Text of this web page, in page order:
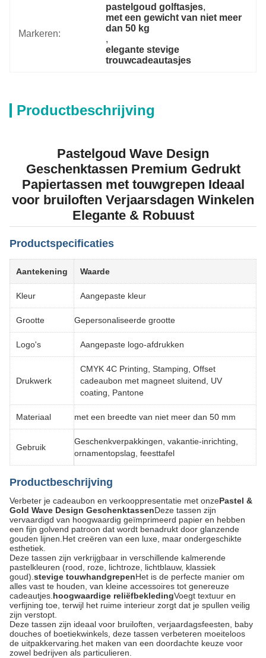
Markeren:
pastelgoud golftasjes,
met een gewicht van niet meer
dan 50 kg
,
elegante stevige
trouwcadeautasjes
Productbeschrijving
Pastelgoud Wave Design
Geschenktassen Premium Gedrukt
Papiertassen met touwgrepen Ideaal
voor bruiloften Verjaarsdagen Winkelen
Elegante & Robuust
Productspecificaties
Aantekening Waarde
Kleur Aangepaste kleur
Grootte Gepersonaliseerde grootte
Logo's Aangepaste logo-afdrukken
Drukwerk
CMYK 4C Printing, Stamping, Offset
cadeaubon met magneet sluitend, UV
coating, Pantone
Materiaal met een breedte van niet meer dan 50 mm
Gebruik
Geschenkverpakkingen, vakantie-inrichting,
ornamentopslag, feesttafel
Productbeschrijving
Verbeter je cadeaubon en verkooppresentatie met onzePastel &
Gold Wave Design GeschenktassenDeze tassen zijn
vervaardigd van hoogwaardig geïmprimeerd papier en hebben
een fijn golvend patroon dat wordt benadrukt door glanzende
gouden lijnen.Het creëren van een luxe, maar ondergeschikte
esthetiek.
Deze tassen zijn verkrijgbaar in verschillende kalmerende
pastelkleuren (rood, roze, lichtroze, lichtblauw, klassiek
goud). stevige touwhandgrepenHet is de perfecte manier om
alles vast te houden, van kleine accessoires tot genereuze
cadeautjes. hoogwaardige reliëfbekledingVoegt textuur en
verfijning toe, terwijl het ruime interieur zorgt dat je spullen veilig
zijn verstopt.
Deze tassen zijn ideaal voor bruiloften, verjaardagsfeesten, baby
douches of boetiekwinkels, deze tassen verbeteren moeiteloos
de uitpakkervaring.het maken van een doordachte keuze voor
zowel bedrijven als particulieren.